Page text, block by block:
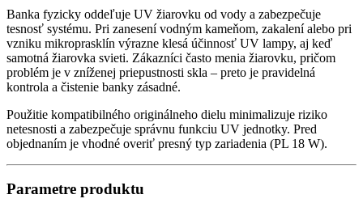
Banka fyzicky oddeľuje UV žiarovku od vody a zabezpečuje
tesnosť systému. Pri zanesení vodným kameňom, zakalení alebo pri
vzniku mikroprasklín výrazne klesá účinnosť UV lampy, aj keď
samotná žiarovka svieti. Zákazníci často menia žiarovku, pričom
problém je v zníženej priepustnosti skla – preto je pravidelná
kontrola a čistenie banky zásadné.
Použitie kompatibilného originálneho dielu minimalizuje riziko
netesnosti a zabezpečuje správnu funkciu UV jednotky. Pred
objednaním je vhodné overiť presný typ zariadenia (PL 18 W).
Parametre produktu